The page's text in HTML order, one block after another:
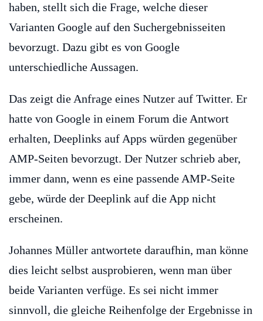
haben, stellt sich die Frage, welche dieser
Varianten Google auf den Suchergebnisseiten
bevorzugt. Dazu gibt es von Google
unterschiedliche Aussagen.
Das zeigt die Anfrage eines Nutzer auf Twitter. Er
hatte von Google in einem Forum die Antwort
erhalten, Deeplinks auf Apps würden gegenüber
AMP-Seiten bevorzugt. Der Nutzer schrieb aber,
immer dann, wenn es eine passende AMP-Seite
gebe, würde der Deeplink auf die App nicht
erscheinen.
Johannes Müller antwortete daraufhin, man könne
dies leicht selbst ausprobieren, wenn man über
beide Varianten verfüge. Es sei nicht immer
sinnvoll, die gleiche Reihenfolge der Ergebnisse in